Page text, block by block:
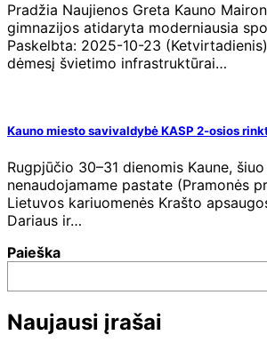
Pradžia Naujienos Greta Kauno
gimnazijos atidaryta moderniausia
Paskelbta: 2025-10-23
dėmesį švietimo infrastruktūrai…
Kauno miesto savivaldybė KASP 2-osios
Rugpjūčio 30–31 dienomis Kaune,
nenaudojamame pastate (Pramonės
Lietuvos kariuomenės Krašto
Dariaus ir…
Paieška
Naujausi įrašai